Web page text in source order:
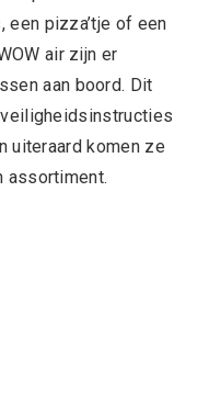
pizza’tje of een
air zijn er
aan boord. Dit
uiteraard komen ze
assortiment.